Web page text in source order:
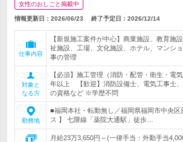
女性のおしごと掲載中
情報更新日：2026/06/23 終了予定日： 2026/12/14
仕事内容
【新規施工案件が中心】商業施設、教育施
祉施設、工場、文化施設、ホテル、マンシ
事の管理
対象と
なる方
【必須】施工管理（消防・配管・衛生・電
年以上 【歓迎】消防設備士、電気工事士
の資格など ※学歴不問
勤務地
■福岡本社・転勤無し／福岡県福岡市中央区
ス 】 七隈線「薬院大通駅」徒歩…
月給23万3,650円～(一律手当：外勤手当